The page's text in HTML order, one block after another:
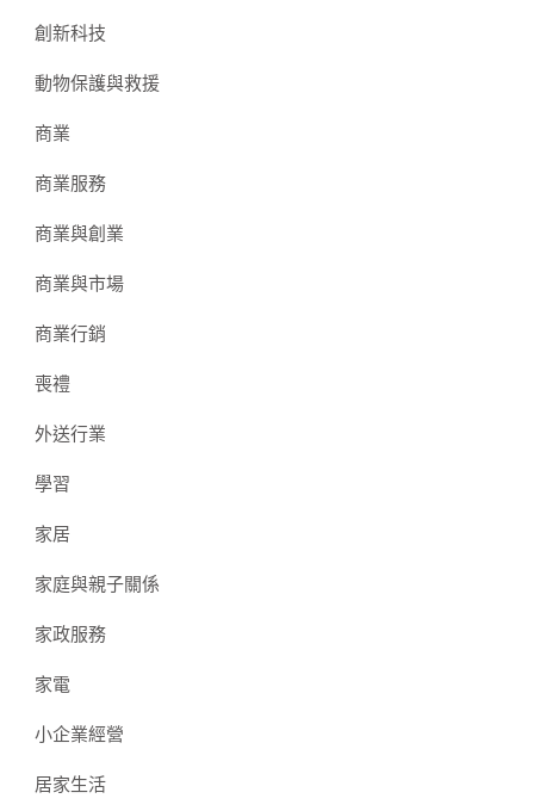
創新科技
動物保護與救援
商業
商業服務
商業與創業
商業與市場
商業行銷
喪禮
外送行業
學習
家居
家庭與親子關係
家政服務
家電
小企業經營
居家生活